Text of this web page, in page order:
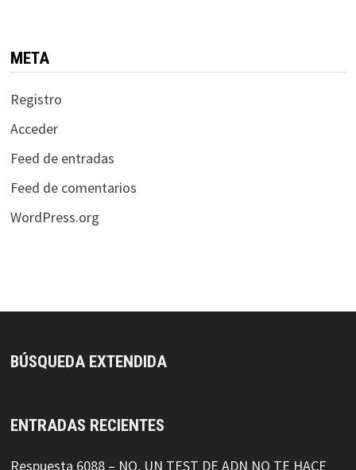
META
Registro
Acceder
Feed de entradas
Feed de comentarios
WordPress.org
BÚSQUEDA EXTENDIDA
ENTRADAS RECIENTES
Respuesta 6088 – NO, UN TEST DE ADN NO TE HACE